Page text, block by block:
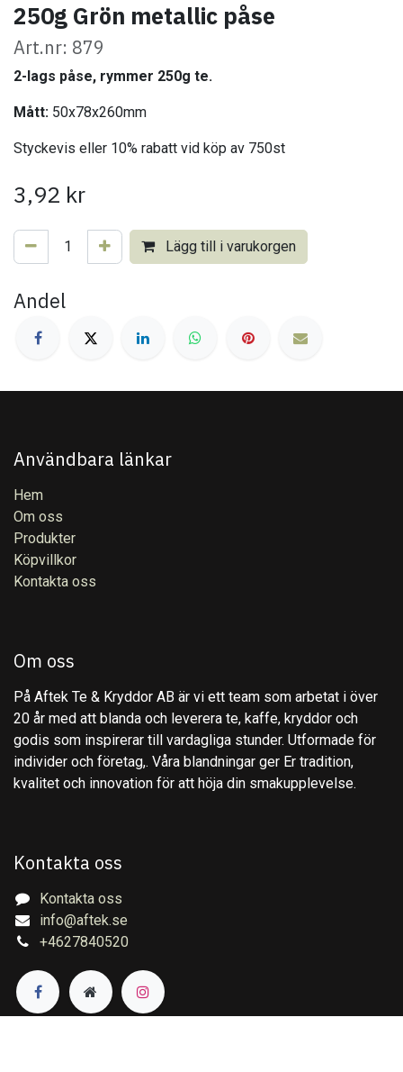
250g Grön metallic påse
Art.nr: 879
2-lags påse, rymmer 250g te.
Mått: 50x78x260mm
Styckevis eller 10% rabatt vid köp av 750st
3,92 kr
Lägg till i varukorgen
Andel
Användbara länkar
Hem
Om oss
Produkter
Köpvillkor
Kontakta oss
Om oss
På Aftek Te & Kryddor AB är vi ett team som arbetat i över
20 år med att blanda och leverera te, kaffe, kryddor och
godis som inspirerar till vardagliga stunder. Utformade för
individer och företag,. Våra blandningar ger Er tradition,
kvalitet och innovation för att höja din smakupplevelse.
Kontakta oss
Kontakta oss
info@aftek.se
+4627840520